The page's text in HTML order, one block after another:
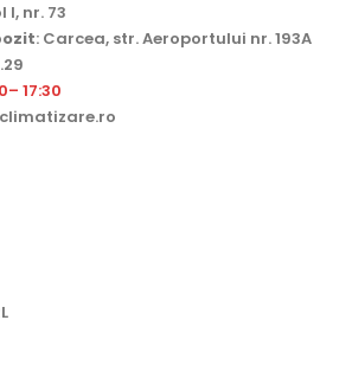
I, nr. 73
: Carcea, str. Aeroportului nr. 193A
17:30